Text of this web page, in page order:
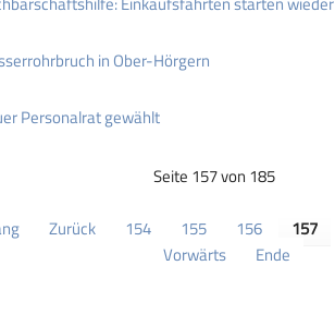
in Ober-Hörgern
Personalrat gewählt
Seite 157 von 185
Zurück 154 155 156 157
Vorwärts
Ende